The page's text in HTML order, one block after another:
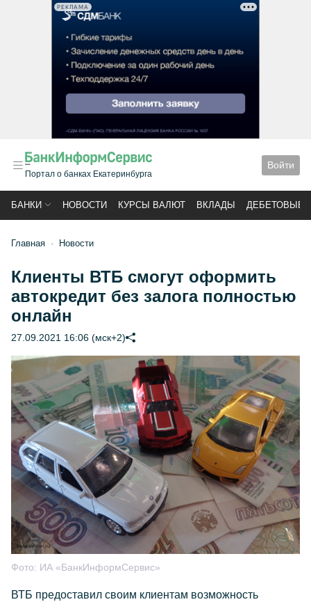
РЕКЛАМА
Портал о банках Екатеринбурга
Войти
БАНКИ НОВОСТИ КУРСЫ ВАЛЮТ ВКЛАДЫ ДЕБЕТОВЫЕ
Главная Новости
Клиенты ВТБ смогут оформить
автокредит без залога полностью
онлайн
27.09.2021 16:06 (мск+2)
Фото: ИА «БанкИнформСервис»
ВТБ предоставил своим клиентам возможность